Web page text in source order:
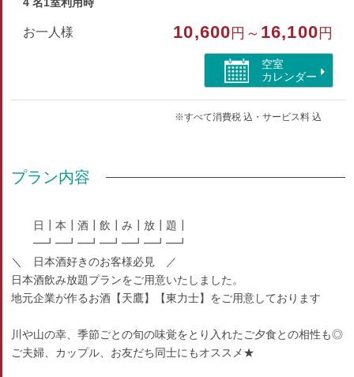
お一人様 10,600 円～ 16,100 円
空室
カレンダー
※すべて消費税 込・サービス料 込
プラン内容
日┃本┃酒┃飲┃み┃放┃題┃
━┛━┛━┛━┛━┛━┛━┛
＼ 日本酒好きのお客様必見 ／
日本酒飲み放題プランをご用意いたしました。
地元企業が作るお酒【天鷹】【東力士】をご用意しております
川や山の幸、季節ごとの旬の味覚をとり入れたご夕食との相性も◎
ご夫婦、カップル、お友だち同士にもオススメ★